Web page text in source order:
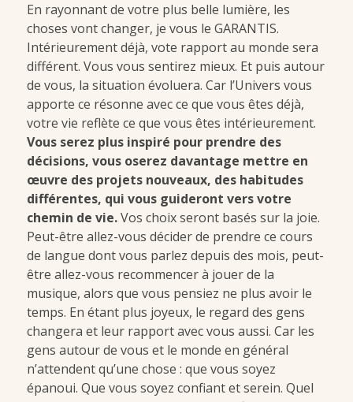
En rayonnant de votre plus belle lumière, les
choses vont changer, je vous le GARANTIS.
Intérieurement déjà, vote rapport au monde sera
différent. Vous vous sentirez mieux. Et puis autour
de vous, la situation évoluera. Car l’Univers vous
apporte ce résonne avec ce que vous êtes déjà,
votre vie reflète ce que vous êtes intérieurement.
Vous serez plus inspiré pour prendre des
décisions, vous oserez davantage mettre en
œuvre des projets nouveaux, des habitudes
différentes, qui vous guideront vers votre
chemin de vie.Vos choix seront basés sur la joie.
Peut-être allez-vous décider de prendre ce cours
de langue dont vous parlez depuis des mois, peut-
être allez-vous recommencer à jouer de la
musique, alors que vous pensiez ne plus avoir le
temps. En étant plus joyeux, le regard des gens
changera et leur rapport avec vous aussi. Car les
gens autour de vous et le monde en général
n’attendent qu’une chose : que vous soyez
épanoui. Que vous soyez confiant et serein. Quel